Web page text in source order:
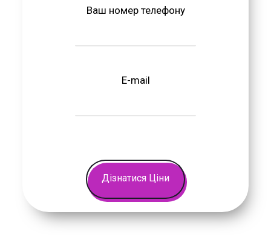
Ваш номер телефону
E-mail